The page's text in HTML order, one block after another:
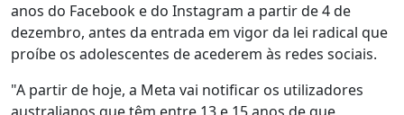
anos do Facebook e do Instagram a partir de 4 de
dezembro, antes da entrada em vigor da lei radical que
proíbe os adolescentes de acederem às redes sociais.
"A partir de hoje, a Meta vai notificar os utilizadores